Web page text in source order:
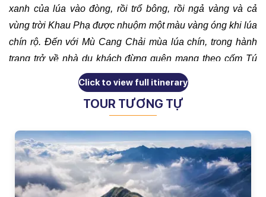
xanh của lúa vào đòng, rồi trổ bông, rồi ngả vàng và cả
vùng trời Khau Phạ được nhuộm một màu vàng óng khi lúa
chín rộ. Đến với Mù Cang Chải mùa lúa chín, trong hành
trang trở về nhà du khách đừng quên mang theo cốm Tú
Lệ, gạo nếp nương Tú Lệ, táo mèo Mù Cang Chải…
LỊCH KHỞI HÀNH CHI TIẾT
Tháng 10/2025 03,10,17,24;31/10/2025
Click to view full itinerary
TOUR TƯƠNG TỰ